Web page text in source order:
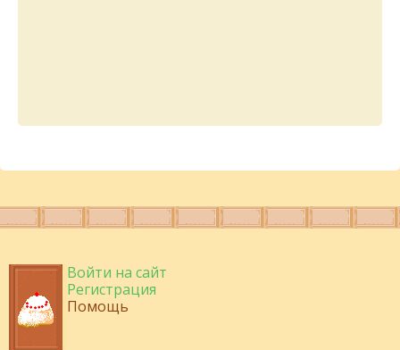
Войти на сайт
Регистрация
Помощь